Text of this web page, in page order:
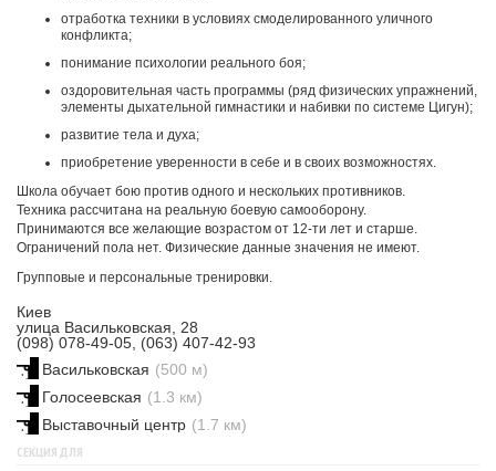
отработка техники в условиях смоделированного уличного
конфликта;
понимание психологии реального боя;
оздоровительная часть программы (ряд физических упражнений,
элементы дыхательной гимнастики и набивки по системе Цигун);
развитие тела и духа;
приобретение уверенности в себе и в своих возможностях.
Школа обучает бою против одного и нескольких противников.
Техника рассчитана на реальную боевую самооборону.
Принимаются все желающие возрастом от 12-ти лет и старше.
Ограничений пола нет. Физические данные значения не имеют.
Групповые и персональные тренировки.
Киев
улица Васильковская, 28
(098) 078-49-05, (063) 407-42-93
Васильковская (500 м)
Голосеевская (1.3 км)
Выставочный центр (1.7 км)
СЕКЦИЯ ДЛЯ